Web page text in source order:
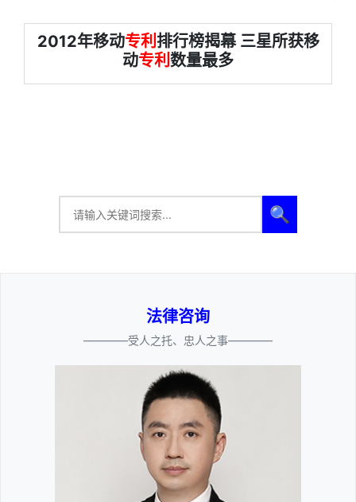
2012年移动专利排行榜揭幕 三星所获移
动专利数量最多
🔍
法律咨询
————受人之托、忠人之事————